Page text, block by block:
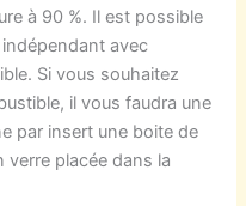
à 90 %. Il est possible
avec
Si vous souhaitez
il vous faudra une
par insert une boite de
verre placée dans la